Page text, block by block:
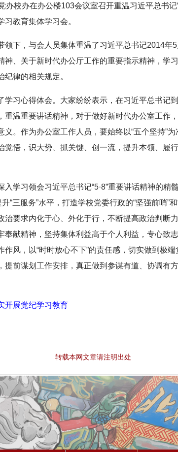
办校办在办公楼103会议室召开重温习近平总书记
教育集体学习会。
领下，与会人员集体重温了习近平总书记2014年
神、关于新时代办公厅工作的重要指示精神，学
纪律的相关规定。
学习心得体会。大家纷纷表示，在习近平总书记
重温重要讲话精神，对于做好新时代办公室工作
义。作为办公室工作人员，要始终以“五个坚持”
觉悟，识大势、抓关键、创一流，提升本领、履
入学习领会习近平总书记“5·8”重要讲话精神的精
“三服务”水平，打造学校党委行政的“坚强前哨”
治要求内化于心、外化于行，不断提高政治判断
奉献精神，坚持集体利益高于个人利益，专心致
作风，以“时时放心不下”的责任感，切实做到极
提前谋划工作安排，真正做到参谋有道、协调有
开展党纪学习教育
转载本网文章请注明出处
深切缅怀李政道先生
扎实开